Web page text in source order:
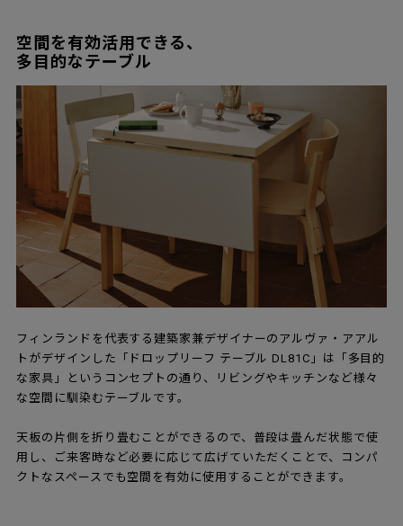
空間を有効活用できる、
多目的なテーブル
フィンランドを代表する建築家兼デザイナーのアルヴァ・アアル
トがデザインした「ドロップリーフ テーブル DL81C」は「多目的
な家具」というコンセプトの通り、リビングやキッチンなど様々
な空間に馴染むテーブルです。
天板の片側を折り畳むことができるので、普段は畳んだ状態で使
用し、ご来客時など必要に応じて広げていただくことで、コンパ
クトなスペースでも空間を有効に使用することができます。